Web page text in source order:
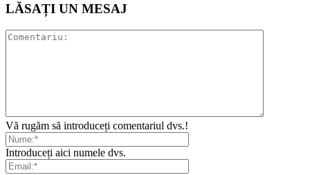
LĂSAȚI UN MESAJ
Vă rugăm să introduceți comentariul dvs.!
Introduceți aici numele dvs.